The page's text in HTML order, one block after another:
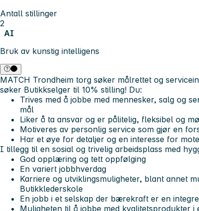
Antall stillinger
2
AI
Bruk av kunstig intelligens
MATCH Trondheim torg søker målrettet og
søker Butikkselger til 10% stilling! Du:
Trives med å jobbe med mennesker, salg og
mål
Liker å ta ansvar og er pålitelig, fleksibel og
Motiveres av personlig service som gjør en
Har et øye for detaljer og en interesse for
I tillegg til en sosial og trivelig arbeidsplass med
God opplæring og tett oppfølging
En variert jobbhverdag
Karriere og utviklingsmuligheter, blant annet
Butikklederskole
En jobb i et selskap der bærekraft er en
Muligheten til å jobbe med kvalitetsprodukter